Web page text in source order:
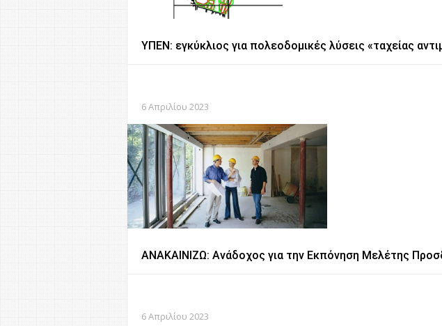
ΥΠΕΝ: εγκύκλιος για πολεοδομικές λύσεις «ταχείας
6 Απριλίου 2023
ΑΝΑΚΑΙΝΙΖΩ: Ανάδοχος για την Εκπόνηση Μελέτης
6 Απριλίου 2023